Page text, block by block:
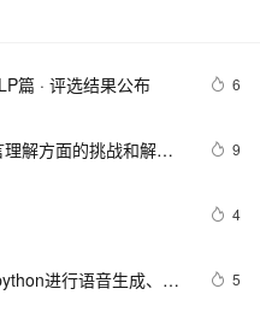
篇 · 评选结果公布 6
理解方面的挑战和解决
9
4
进行语音生成、语
5